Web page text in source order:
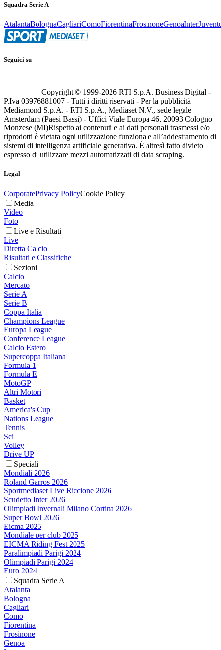
Squadra Serie A
AtalantaBolognaCagliariComoFiorentinaFrosinoneGenoaInter
Seguici su
Copyright © 1999-2026 RTI S.p.A. Business Digital -
P.Iva 03976881007 - Tutti i diritti riservati - Per la pubblicità
Mediamond S.p.A. - RTI S.p.A., Mediaset N.V., sede legale
Amsterdam (Paesi Bassi) - Uffici Viale Europa 46, 20093 Cologno
Monzese (MI)Rispetto ai contenuti e ai dati personali trasmessi e/o
riprodotti è vietata ogni utilizzazione funzionale all’addestramento di
sistemi di intelligenza artificiale generativa. È altresì fatto divieto
espresso di utilizzare mezzi automatizzati di data scraping.
Legal
CorporatePrivacy PolicyCookie Policy
Media
Video
Foto
Live e Risultati
Live
Diretta Calcio
Risultati e Classifiche
Sezioni
Calcio
Mercato
Serie A
Serie B
Coppa Italia
Champions League
Europa League
Conference League
Calcio Estero
Supercoppa Italiana
Formula 1
Formula E
MotoGP
Altri Motori
Basket
America's Cup
Nations League
Tennis
Sci
Volley
Drive UP
Speciali
Mondiali 2026
Roland Garros 2026
Sportmediaset Live Riccione 2026
Scudetto Inter 2026
Olimpiadi Invernali Milano Cortina 2026
Super Bowl 2026
Eicma 2025
Mondiale per club 2025
EICMA Riding Fest 2025
Paralimpiadi Parigi 2024
Olimpiadi Parigi 2024
Euro 2024
Squadra Serie A
Atalanta
Bologna
Cagliari
Como
Fiorentina
Frosinone
Genoa